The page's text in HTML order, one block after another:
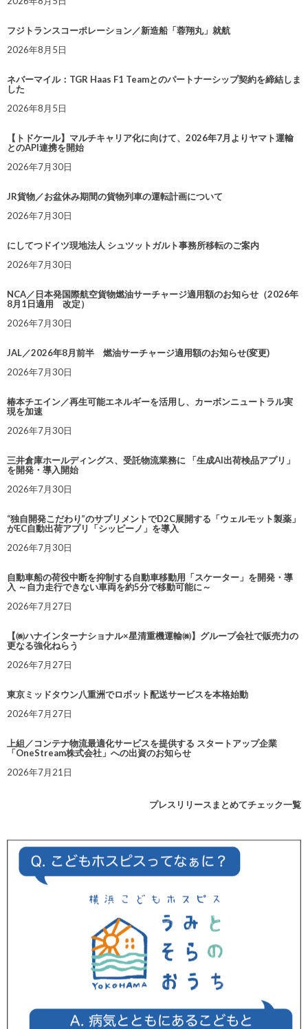
フジトランスコーポレーション／新造船「蓉翔丸」就航
2026年8月5日
ネバーマイル：TGR Haas F1 Teamとのパートナーシップ契約を締結しま
した
2026年8月5日
【トドケール】マルチキャリア化に向けて、2026年7月よりヤマト運輸
とのAPI連携を開始
2026年7月30日
JR貨物／お盆休み期間の貨物列車の運転計画について
2026年7月30日
にしてつドイツ現地法人 シュツットガルト事務所移転のご案内
2026年7月30日
NCA／日本発国際航空貨物燃油サーチャージ適用額のお知らせ（2026年
8月1日適用 改定）
2026年7月30日
JAL／2026年8月前半 燃油サーチャージ適用額のお知らせ(変更)
2026年7月30日
椿本チエイン／再生可能エネルギーを活用し、カーボンニュートラル実
現を加速
2026年7月30日
三井倉庫ホールディングス、受託物流業務に 「生成AI出荷検品アプリ」
を開発・導入開始
2026年7月30日
“独自開発こだわり”のサプリメントでD2C展開する「ウェルモット製薬」
がEC自動出荷アプリ「シッピーノ」を導入
2026年7月30日
自動車船の荷役中断を抑制する自動車移動用「スケーター」を開発・導
入 ～自力走行できない車両を約5分で移動可能に～
2026年7月27日
【㈱ハナインターナショナル×星清重機運輸㈱】グループ会社で販売力の
更なる強化ねらう
2026年7月27日
東京ミッドタウン八重洲でロボット配送サービスを本格始動
2026年7月27日
上組／コンテナ物流最適化サービスを提供する スタートアップ企業
「OneStream株式会社」への出資のお知らせ
2026年7月21日
プレスリリースまとめてチェック一覧